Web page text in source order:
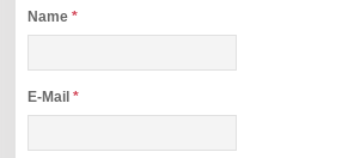
Name*
E-Mail*